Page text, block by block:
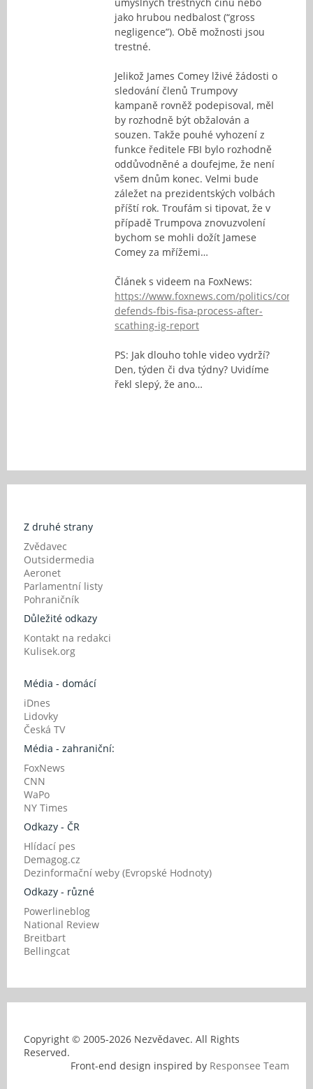
jako hrubou nedbalost (“gross
negligence”). Obě možnosti jsou
trestné.
Jelikož James Comey lživé žádosti o
sledování členů Trumpovy
kampaně rovněž podepisoval, měl
by rozhodně být obžalován a
souzen. Takže pouhé vyhození z
funkce ředitele FBI bylo rozhodně
oddůvodněné a doufejme, že není
všem dnům konec. Velmi bude
záležet na prezidentských volbách
příští rok. Troufám si tipovat, že v
případě Trumpova znovuzvolení
bychom se mohli dožít Jamese
Comey za mřížemi…
Článek s videem na FoxNews:
https://www.foxnews.com/politics/comey-
defends-fbis-fisa-process-after-
scathing-ig-report
PS: Jak dlouho tohle video vydrží?
Den, týden či dva týdny? Uvidíme
řekl slepý, že ano…
Z druhé strany
Zvědavec
Outsidermedia
Aeronet
Parlamentní listy
Pohraničník
Důležité odkazy
Kontakt na redakci
Kulisek.org
Média - domácí
iDnes
Lidovky
Česká TV
Média - zahraniční:
FoxNews
CNN
WaPo
NY Times
Odkazy - ČR
Hlídací pes
Demagog.cz
Dezinformační weby (Evropské Hodnoty)
Odkazy - různé
Powerlineblog
National Review
Breitbart
Bellingcat
Copyright © 2005-2026 Nezvědavec. All Rights
Reserved.
Front-end design inspired by Responsee Team